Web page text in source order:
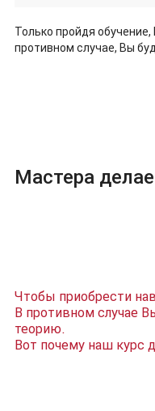
Только пройдя
противном случае, Вы
Мастера
Чтобы приобрести
В противном случае
теорию.
Вот почему наш курс